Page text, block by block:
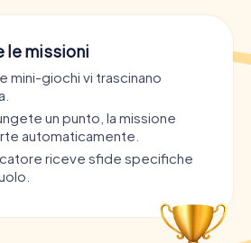
le missioni
mini-giochi vi trascinano
un punto, la missione
automaticamente.
riceve sfide specifiche